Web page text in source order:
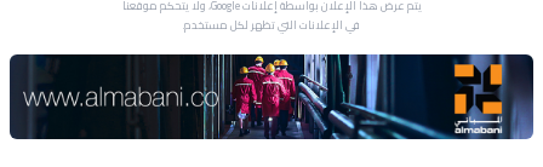
يتم عرض هذا الإعلان بواسطة إعلانات Google، ولا يتحكم موقعنا
في الإعلانات التي تظهر لكل مستخدم.
Advertisement Section